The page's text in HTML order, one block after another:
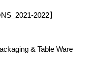
2022】
& Table Ware